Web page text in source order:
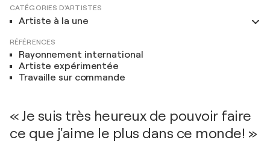
CATÉGORIES D'ARTISTES
Artiste à la une
RÉFÉRENCES
Rayonnement international
Artiste expérimentée
Travaille sur commande
« Je suis très heureux de pouvoir faire
ce que j'aime le plus dans ce monde! »